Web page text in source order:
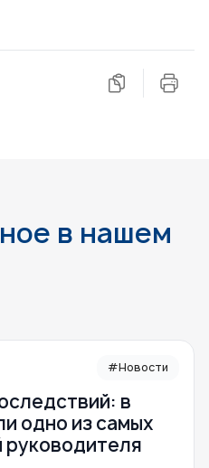
в нашем
#Новости
в
одно из самых